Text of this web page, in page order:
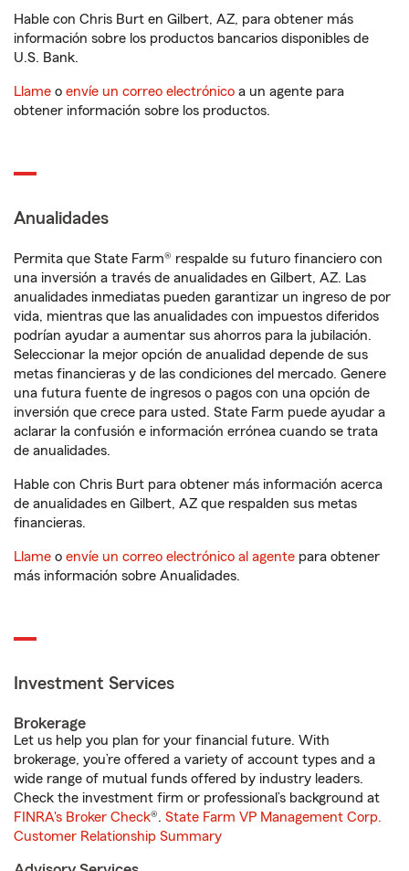
Hable con Chris Burt en Gilbert, AZ, para obtener más
información sobre los productos bancarios disponibles de
U.S. Bank.
Llame o envíe un correo electrónico a un agente para
obtener información sobre los productos.
Anualidades
Permita que State Farm® respalde su futuro financiero con
una inversión a través de anualidades en Gilbert, AZ. Las
anualidades inmediatas pueden garantizar un ingreso de por
vida, mientras que las anualidades con impuestos diferidos
podrían ayudar a aumentar sus ahorros para la jubilación.
Seleccionar la mejor opción de anualidad depende de sus
metas financieras y de las condiciones del mercado. Genere
una futura fuente de ingresos o pagos con una opción de
inversión que crece para usted. State Farm puede ayudar a
aclarar la confusión e información errónea cuando se trata
de anualidades.
Hable con Chris Burt para obtener más información acerca
de anualidades en Gilbert, AZ que respalden sus metas
financieras.
Llame o envíe un correo electrónico al agente para obtener
más información sobre Anualidades.
Investment Services
Brokerage
Let us help you plan for your financial future. With
brokerage, you’re offered a variety of account types and a
wide range of mutual funds offered by industry leaders.
Check the investment firm or professional’s background at
FINRA's Broker Check®. State Farm VP Management Corp.
Customer Relationship Summary